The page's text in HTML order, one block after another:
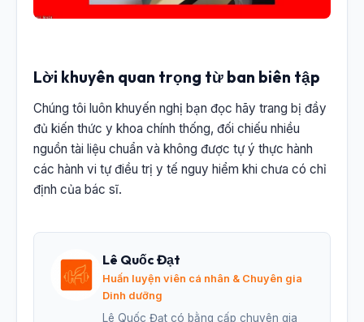
Lời khuyên quan trọng từ ban biên tập
Chúng tôi luôn khuyến nghị bạn đọc hãy trang bị đầy
đủ kiến thức y khoa chính thống, đối chiếu nhiều
nguồn tài liệu chuẩn và không được tự ý thực hành
các hành vi tự điều trị y tế nguy hiểm khi chưa có chỉ
định của bác sĩ.
Lê Quốc Đạt
Huấn luyện viên cá nhân & Chuyên gia
Dinh dưỡng
Lê Quốc Đạt có bằng cấp chuyên gia